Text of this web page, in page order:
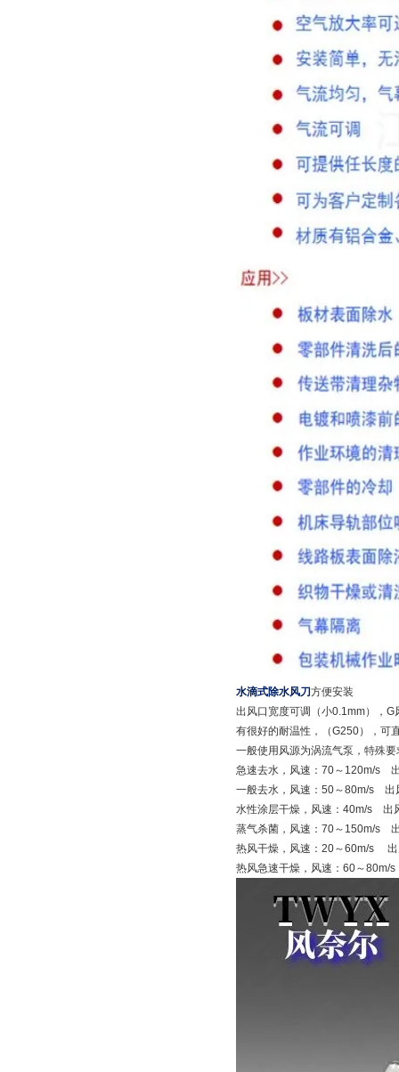
水滴式除水风刀方便安装
出风口宽度可调（小0.1mm），
有很好的耐温性，（G250），可
一般使用风源为涡流气泵，特殊
急速去水，风速：70～120m/s
一般去水，风速：50～80m/s 出
水性涂层干燥，风速：40m/s 出
蒸气杀菌，风速：70～150m/s
热风干燥，风速：20～60m/s 出
热风急速干燥，风速：60～80m/